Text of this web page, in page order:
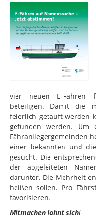
vier neuen E-Fähren
beteiligen. Damit die
feierlich getauft werden
gefunden werden. Um
Fähranliegergemeinden
einer bekannten und
gesucht. Die
der abgeleiteten
darunter. Die Mehrheit
heißen sollen. Pro
favorisieren.
Mitmachen lohnt sich!